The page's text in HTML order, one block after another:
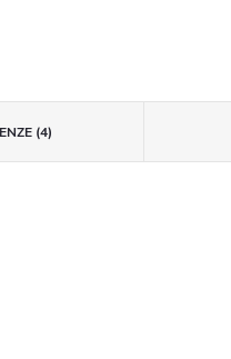
(4)